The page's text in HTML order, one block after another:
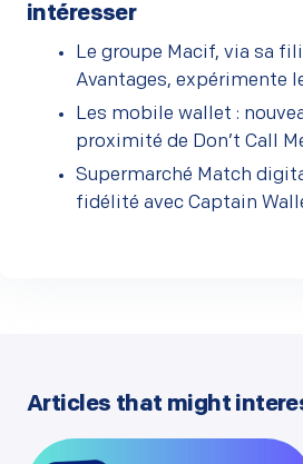
intéresser
Le groupe Macif, via sa
Avantages, expérimente
Les mobile wallet :
proximité de Don’t Call
Supermarché Match
fidélité avec Captain
Articles that might